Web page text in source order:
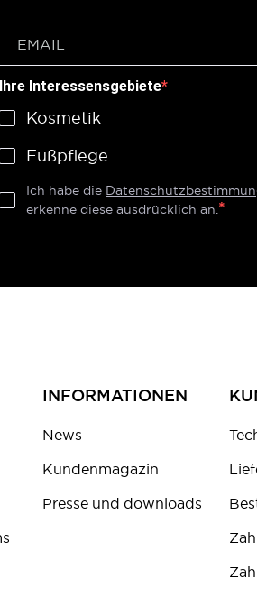
Ihre Interessensgebiete
Kosmetik
Fußpflege
Ich habe die
erkenne diese ausdrücklich an.
INFORMATIONEN
News
Kundenmagazin
Presse und downloads